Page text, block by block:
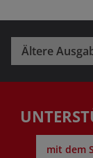
Ältere
mit dem